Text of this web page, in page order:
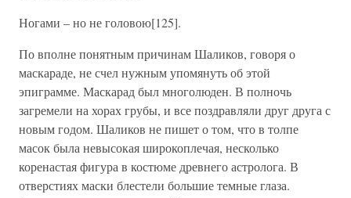
Ногами – но не головою[125].
По вполне понятным причинам Шаликов, говоря о
маскараде, не счел нужным упомянуть об этой
эпиграмме. Маскарад был многолюден. В полночь
загремели на хорах грубы, и все поздравляли друг друга с
новым годом. Шаликов не пишет о том, что в толпе
масок была невысокая широкоплечая, несколько
коренастая фигура в костюме древнего астролога. В
отверстиях маски блестели большие темные глаза.